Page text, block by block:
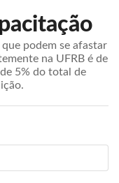
podem se afastar
na UFRB é de
5% do total de